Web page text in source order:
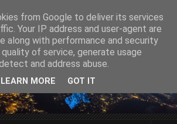
from Google to deliver its services
Your IP address and user-agent are
along with performance and security
of service, generate usage
and address abuse.
LEARN MORE GOT IT